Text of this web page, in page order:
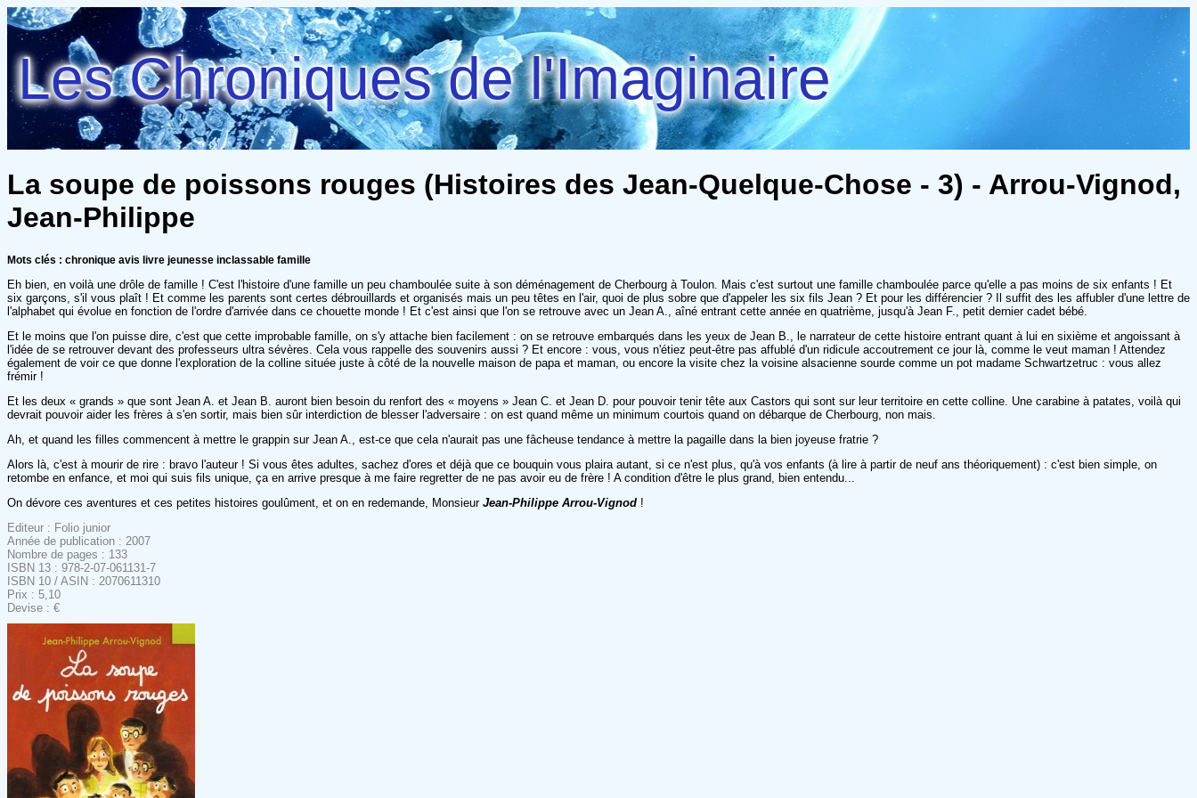
Les Chroniques de l'Imaginaire
La soupe de poissons rouges (Histoires des Jean-Quelque-Chose - 3) - Arrou-Vignod,
Jean-Philippe
Mots clés : chronique avis livre jeunesse inclassable famille
Eh bien, en voilà une drôle de famille ! C'est l'histoire d'une famille un peu chamboulée suite à son déménagement de Cherbourg à Toulon. Mais c'est surtout une famille chamboulée parce qu'elle a pas moins de six enfants ! Et
six garçons, s'il vous plaît ! Et comme les parents sont certes débrouillards et organisés mais un peu têtes en l'air, quoi de plus sobre que d'appeler les six fils Jean ? Et pour les différencier ? Il suffit des les affubler d'une lettre de
l'alphabet qui évolue en fonction de l'ordre d'arrivée dans ce chouette monde ! Et c'est ainsi que l'on se retrouve avec un Jean A., aîné entrant cette année en quatrième, jusqu'à Jean F., petit dernier cadet bébé.
Et le moins que l'on puisse dire, c'est que cette improbable famille, on s'y attache bien facilement : on se retrouve embarqués dans les yeux de Jean B., le narrateur de cette histoire entrant quant à lui en sixième et angoissant à
l'idée de se retrouver devant des professeurs ultra sévères. Cela vous rappelle des souvenirs aussi ? Et encore : vous, vous n'étiez peut-être pas affublé d'un ridicule accoutrement ce jour là, comme le veut maman ! Attendez
également de voir ce que donne l'exploration de la colline située juste à côté de la nouvelle maison de papa et maman, ou encore la visite chez la voisine alsacienne sourde comme un pot madame Schwartzetruc : vous allez
frémir !
Et les deux « grands » que sont Jean A. et Jean B. auront bien besoin du renfort des « moyens » Jean C. et Jean D. pour pouvoir tenir tête aux Castors qui sont sur leur territoire en cette colline. Une carabine à patates, voilà qui
devrait pouvoir aider les frères à s'en sortir, mais bien sûr interdiction de blesser l'adversaire : on est quand même un minimum courtois quand on débarque de Cherbourg, non mais.
Ah, et quand les filles commencent à mettre le grappin sur Jean A., est-ce que cela n'aurait pas une fâcheuse tendance à mettre la pagaille dans la bien joyeuse fratrie ?
Alors là, c'est à mourir de rire : bravo l'auteur ! Si vous êtes adultes, sachez d'ores et déjà que ce bouquin vous plaira autant, si ce n'est plus, qu'à vos enfants (à lire à partir de neuf ans théoriquement) : c'est bien simple, on
retombe en enfance, et moi qui suis fils unique, ça en arrive presque à me faire regretter de ne pas avoir eu de frère ! A condition d'être le plus grand, bien entendu...
On dévore ces aventures et ces petites histoires goulûment, et on en redemande, Monsieur Jean-Philippe Arrou-Vignod !
Editeur : Folio junior
Année de publication : 2007
Nombre de pages : 133
ISBN 13 : 978-2-07-061131-7
ISBN 10 / ASIN : 2070611310
Prix : 5,10
Devise : €